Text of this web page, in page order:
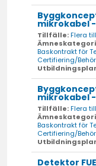
mikrokabel
Tillfälle:Flera
Baskontrakt för
Certifiering/
mikrokabel
Tillfälle:Flera
Baskontrakt för
Certifiering/
Detektor